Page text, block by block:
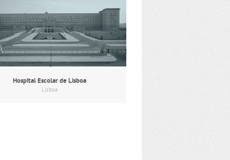
Hospital Escolar de Lisboa
Lisboa